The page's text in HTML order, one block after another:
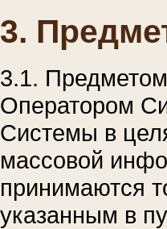
3.
3.1.
Оператором
Системы в
массовой
принимаются
указанным в